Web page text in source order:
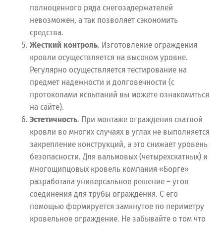
полноценного ряда снегозадержателей
невозможен, а так позволяет сэкономить
средства.
Жесткий контроль. Изготовление ограждения
кровли осуществляется на высоком уровне.
Регулярно осуществляется тестирование на
предмет надежности и долговечности (с
протоколами испытаний вы можете ознакомиться
на сайте).
Эстетичность. При монтаже ограждения скатной
кровли во многих случаях в углах не выполняется
закрепление конструкций, а это снижает уровень
безопасности. Для вальмовых (четырехскатных) и
многощипцовых кровель компания «Борге»
разработала универсальное решение – угол
соединения для трубы ограждения. С его
помощью формируется замкнутое по периметру
кровельное ограждение. Не забывайте о том что